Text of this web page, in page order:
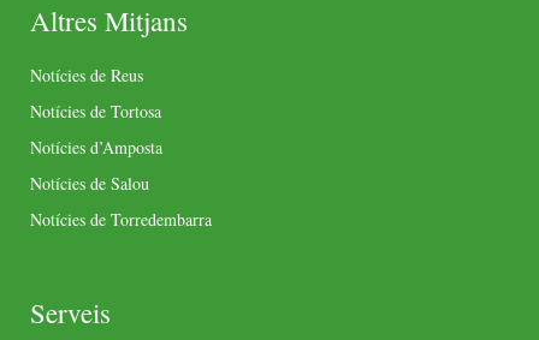
Altres Mitjans
Notícies de Reus
Notícies de Tortosa
Notícies d’Amposta
Notícies de Salou
Notícies de Torredembarra
Serveis